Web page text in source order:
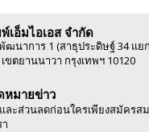
เอ็มไอเอส จำกัด
ฒนาการ 1 (สาธุประดิษฐ์ 34 แย
ขตยานนาวา กรุงเทพฯ 10120
หมายข่าว
ละส่วนลดก่อนใครเพียงสมัครส